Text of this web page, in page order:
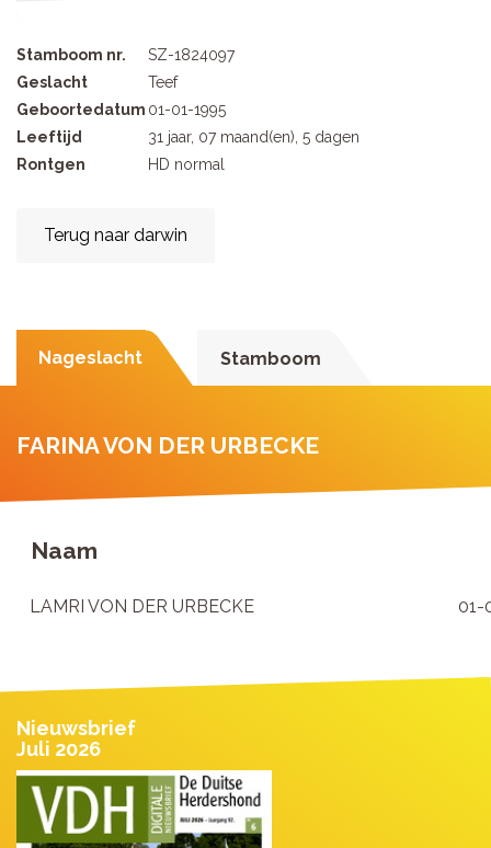
Stamboom nr.
SZ-1824097
Geslacht
Teef
Geboortedatum 01-01-1995
Leeftijd
31 jaar, 07 maand(en), 5 dagen
Rontgen
HD normal
Terug naar darwin
Nageslacht Stamboom
FARINA VON DER URBECKE
Naam
LAMRI VON DER URBECKE 01-
Nieuwsbrief
Juli 2026